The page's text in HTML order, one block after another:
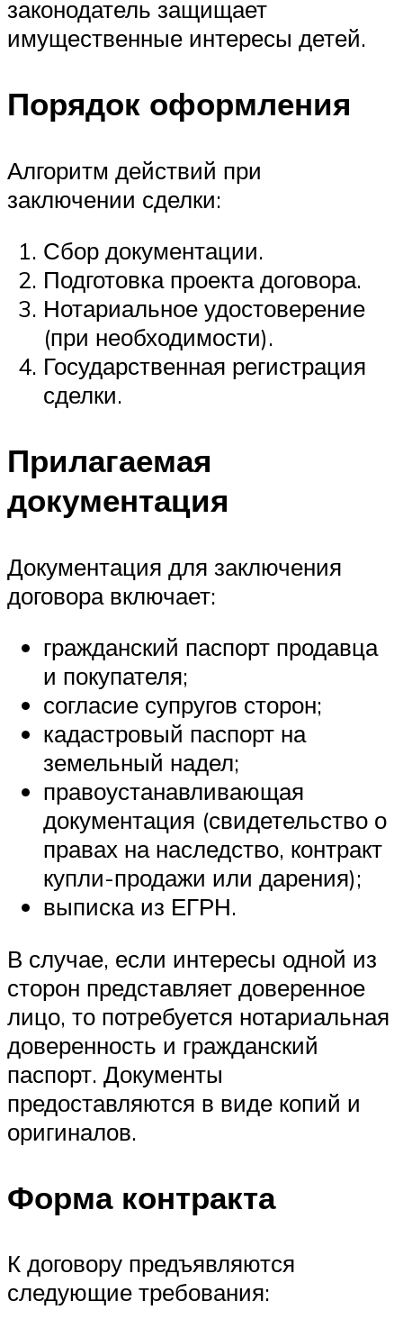
законодатель защищает
имущественные интересы детей.
Порядок оформления
Алгоритм действий при
заключении сделки:
Сбор документации.
Подготовка проекта договора.
Нотариальное удостоверение
(при необходимости).
Государственная регистрация
сделки.
Прилагаемая
документация
Документация для заключения
договора включает:
гражданский паспорт продавца
и покупателя;
согласие супругов сторон;
кадастровый паспорт на
земельный надел;
правоустанавливающая
документация (свидетельство о
правах на наследство, контракт
купли-продажи или дарения);
выписка из ЕГРН.
В случае, если интересы одной из
сторон представляет доверенное
лицо, то потребуется нотариальная
доверенность и гражданский
паспорт. Документы
предоставляются в виде копий и
оригиналов.
Форма контракта
К договору предъявляются
следующие требования: